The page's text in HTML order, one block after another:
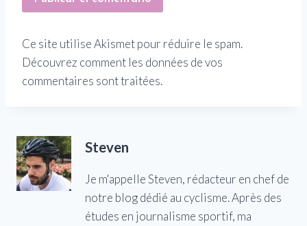
Ce site utilise Akismet pour réduire le spam.
Découvrez comment les données de vos
commentaires sont traitées.
Steven
Je m'appelle Steven, rédacteur en chef de
notre blog dédié au cyclisme. Après des
études en journalisme sportif, ma